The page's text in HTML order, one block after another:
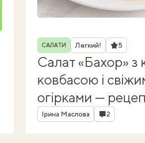
Рубрика
САЛАТИ Легкий! Рейтинг
5
Салат «Бахор»
ковбасою і
огірками —
з Узбекистану
Автор
Ірина Маслова Коментарі
2